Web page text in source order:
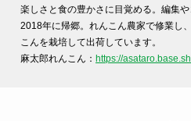
楽しさと食の豊かさに目覚める。編集
2018年に帰郷。れんこん農家で修業し
こんを栽培して出荷しています。
麻太郎れんこん： https://